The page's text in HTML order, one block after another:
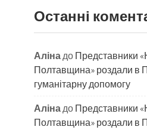
Останні
АлінадоПредставники
Полтавщина» роздали в
гуманітарну допомогу
АлінадоПредставники
Полтавщина» роздали в